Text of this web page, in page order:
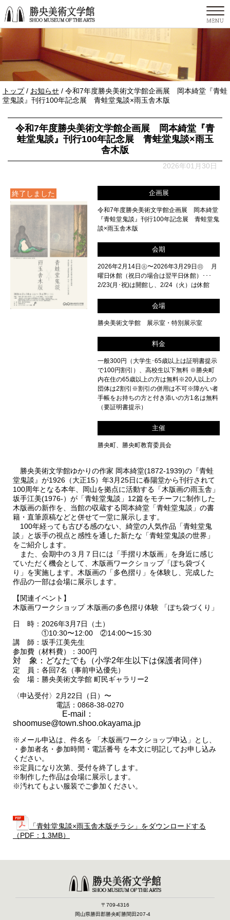
このページの本文へ
現
在
位
置：
トップ/ お知らせ / 令和7年度勝央美術文学館企画展 岡本綺堂『青蛙
堂鬼談』刊行100年記念展 青蛙堂鬼談×雨玉舎木版
令和7年度勝央美術文学館企画展 岡本綺堂『青
蛙堂鬼談』刊行100年記念展 青蛙堂鬼談×雨玉
舎木版
2026年01月30日
終了しました 企画展
令和7年度勝央美術文学館企画展 岡本綺堂
『青蛙堂鬼談』刊行100年記念展 青蛙堂鬼
談×雨玉舎木版
会期
2026年2月14日㊏〜2026年3月29日㊐ 月
曜日休館（祝日の場合は翌平日休館）･･･
2/23(月･祝)は開館し、2/24（火）は休館
会場
勝央美術文学館 展示室・特別展示室
料金
一般300円（大学生･65歳以上は証明書提示
で100円割引）、高校生以下無料 ※勝央町
内在住の65歳以上の方は無料※20人以上の
団体は2割引※割引の併用は不可※障がい者
手帳をお持ちの方と付き添いの方1名は無料
（要証明書提示）
主催
勝央町、勝央町教育委員会
勝央美術文学館ゆかりの作家 岡本綺堂(1872-1939)の『青蛙
堂鬼談』が1926（大正15）年3月25日に春陽堂から刊行されて
100周年となる本年、岡山を拠点に活動する「木版画の雨玉舎」
坂手江美(1976-）が「青蛙堂鬼談」12篇をモチーフに制作した
木版画の新作を、当館の収蔵する岡本綺堂「青蛙堂鬼談」の書
籍・直筆原稿などと併せて一堂に展示します。
100年経っても古びる感のない、綺堂の人気作品「青蛙堂鬼
談」と坂手の視点と感性を通した新たな「青蛙堂鬼談の世界」
をご紹介します。
また、会期中の３月７日には「手摺り木版画」を身近に感じ
ていただく機会として、木版画ワークショップ「ぽち袋づく
り」を実施します。木版画の「多色摺り」を体験し、完成した
作品の一部は会場に展示します。
【関連イベント】
木版画ワークショップ 木版画の多色摺り体験 「ぽち袋づくり」
日 時：2026年3月7日（土）
①10:30〜12:00 ②14:00〜15:30
講 師：坂手江美先生
参加費（材料費）：300円
対 象：どなたでも（小学2年生以下は保護者同伴）
定 員：各回7名（事前申込優先）
会 場：勝央美術文学館 町民ギャラリー2
〈申込受付〉2月22日（日）〜
電話：0868-38-0270
E-mail：
shoomuse@town.shoo.okayama.jp
※メール申込は、件名を 「木版画ワークショップ申込」とし、
・参加者名・参加時間・電話番号 を本文に明記してお申し込み
ください。
※定員になり次第、受付を終了します。
※制作した作品は会場に展示します。
※汚れてもよい服装でご参加ください。
「青蛙堂鬼談×雨玉舎木版チラシ」をダウンロードする
（PDF：1.3MB）
〒709-4316
岡山県勝田郡勝央町勝間田207-4